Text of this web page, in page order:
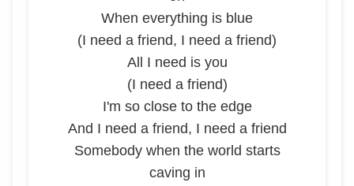
When everything is blue
(I need a friend, I need a friend)
All I need is you
(I need a friend)
I'm so close to the edge
And I need a friend, I need a friend
Somebody when the world starts
caving in